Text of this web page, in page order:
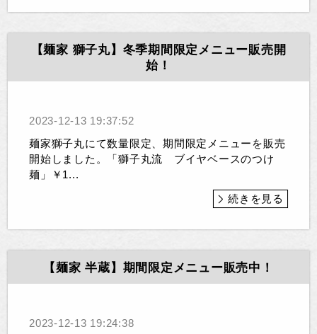
【麺家 獅子丸】冬季期間限定メニュー販売開
始！
2023-12-13 19:37:52
麺家獅子丸にて数量限定、期間限定メニューを販売
開始しました。「獅子丸流 ブイヤベースのつけ
麺」￥1...
続きを見る
【麺家 半蔵】期間限定メニュー販売中！
2023-12-13 19:24:38